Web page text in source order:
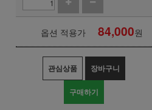
옵션 적용가 84,000원
관심상품 장바구니
구매하기